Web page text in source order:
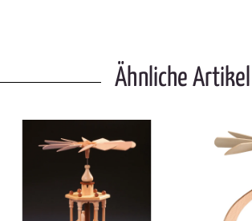
Ähnliche Artikel